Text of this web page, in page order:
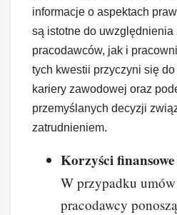
informacje o aspektach
są istotne do uwzględnienia
pracodawców, jak i
tych kwestii przyczyni się
kariery zawodowej oraz
przemyślanych decyzji
zatrudnieniem.
Korzyści
W przypadku
pracodawcy